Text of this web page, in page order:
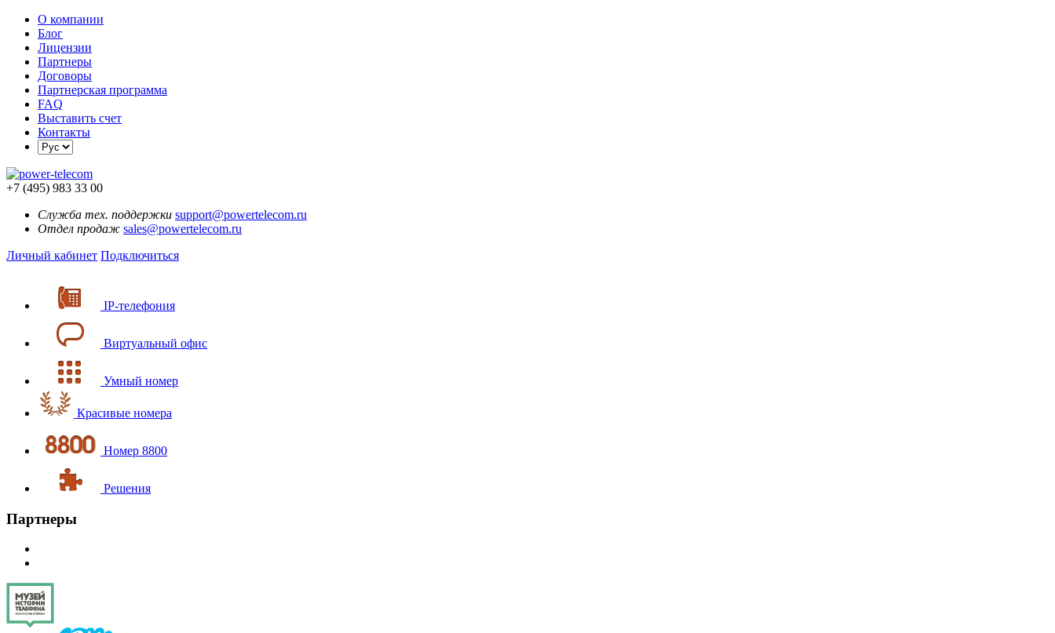
О компании
Блог
Лицензии
Партнеры
Договоры
Партнерская программа
FAQ
Выставить счет
Контакты
+7 (495) 983 33 00
Служба тех. поддержки support@powertelecom.ru
Отдел продаж sales@powertelecom.ru
Личный кабинет Подключиться
IP-телефония
Виртуальный офис
Умный номер
Красивые номера
Номер 8800
Решения
Партнеры